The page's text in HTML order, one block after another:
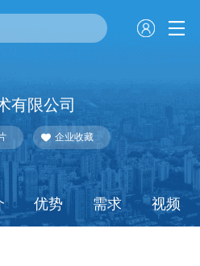
有限公司
企业收藏
优势 需求 视频